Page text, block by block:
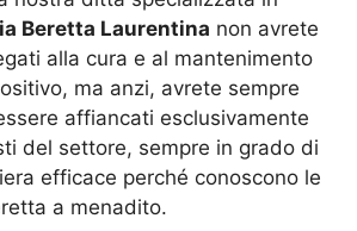
Beretta Laurentina non avrete
alla cura e al mantenimento
ma anzi, avrete sempre
affiancati esclusivamente
del settore, sempre in grado di
efficace perché conoscono le
a menadito.